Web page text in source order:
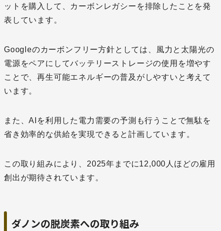
ットを購入して、カーボンレガシーを排除したことを発
表しています。
Googleのカーボンフリー方針としては、風力と太陽光の
電源をペアにしてバッテリーストレージの使用を増やす
ことで、再生可能エネルギーの普及がしやすいと考えて
います。
また、AIを利用した電力需要の予測も行うことで無駄を
省き効率的な供給を実現できると計画しています。
この取り組みにより、2025年までに12,000人ほどの雇用
創出が期待されています。
ダノンの脱炭素への取り組み